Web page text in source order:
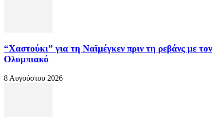
“Χαστούκι” για τη Ναϊμέγκεν πριν τη ρεβάνς με τον
Ολυμπιακό
8 Αυγούστου 2026